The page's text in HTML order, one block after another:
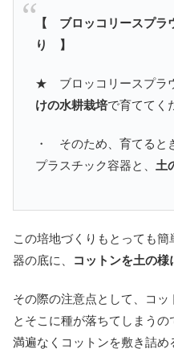
【 ブロッコリースプラ
り 】
★ ブロッコリースプラ
けの水耕栽培で育ててく
・ そのため、育てると
プラスチック容器と、 土
この培地づくりもとっても
器の底に、
コットンを土の様
その際の注意点として、コ
とそこに種が落ちてしまうの
満遍なくコットンを敷き詰め